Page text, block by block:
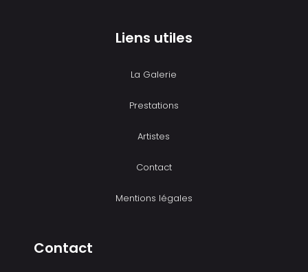
Liens utiles
La Galerie
Prestations
Artistes
Contact
Mentions légales
Contact